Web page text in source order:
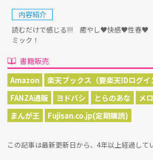
内容紹介
読むだけで感じる!!! 癒やし♥快感♥性春♥
ミック！
書籍販売
Amazon
楽天ブックス（要楽天IDログイ
FANZA通販
ヨドバシ とらのあな
メ
まんが王
Fujisan.co.jp(定期購読)
この記事は最新更新日から、4年以上経過して